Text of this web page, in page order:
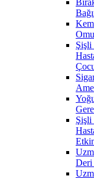
Şişli
Şişli
Deri